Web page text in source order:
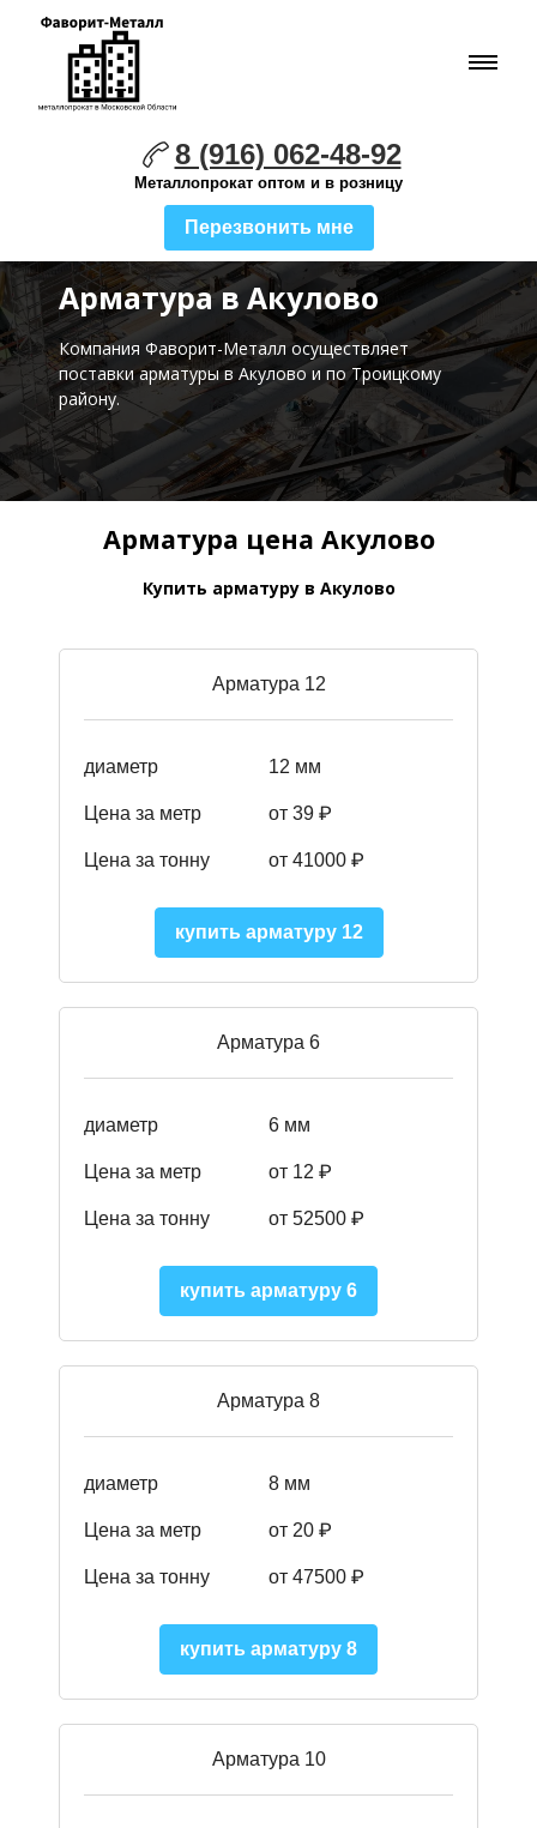
8 (916) 062-48-92
Металлопрокат оптом и в розницу
Перезвонить мне
Арматура в Акулово
Компания Фаворит-Металл осуществляет
поставкиарматуры в Акулово и по Троицкому
району.
Арматура цена Акулово
Купить арматуру в Акулово
Арматура 12
диаметр 12 мм
Цена за метр от 39 ₽
Цена за тонну от 41000 ₽
купить арматуру 12
Арматура 6
диаметр 6 мм
Цена за метр от 12 ₽
Цена за тонну от 52500 ₽
купить арматуру 6
Арматура 8
диаметр 8 мм
Цена за метр от 20 ₽
Цена за тонну от 47500 ₽
купить арматуру 8
Арматура 10